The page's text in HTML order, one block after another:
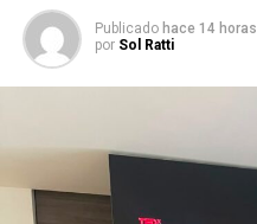
Publicado hace 14 horas
por Sol Ratti